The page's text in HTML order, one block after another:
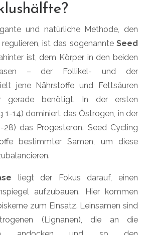
und natürliche Methode, den
ist das sogenannte Seed
ist, dem Körper in den beiden
– der Follikel- und der
jene Nährstoffe und Fettsäuren
gerade benötigt. In der ersten
1-14) dominiert das Östrogen, in der
28) das Progesteron. Seed Cycling
bestimmter Samen, um diese
liegt der Fokus darauf, einen
aufzubauen. Hier kommen
zum Einsatz. Leinsamen sind
(Lignanen), die an die